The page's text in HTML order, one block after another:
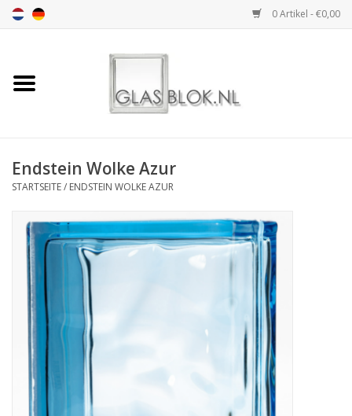
0 Artikel - €0,00
Startseite
DESIGN COLLECTION
COLLECTION
INSTALLATION |
ACCESSORIES
DIMENSION
breezeblock
Endstein Wolke Azur
STARTSEITE/ ENDSTEIN WOLKE AZUR